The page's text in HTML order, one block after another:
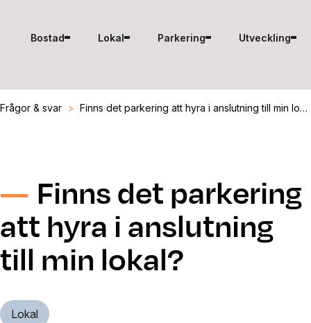
Bostad Lokal Parkering Utveckling
Frågor & svar > Finns det parkering att hyra i anslutning till min lokal?
Finns det parkering
att hyra i anslutning
till min lokal?
Lokal